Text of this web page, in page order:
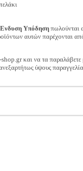
Ενδυση Υπόδηση πωλούνται
αυτών παρέχονται
και να τα
ύψους